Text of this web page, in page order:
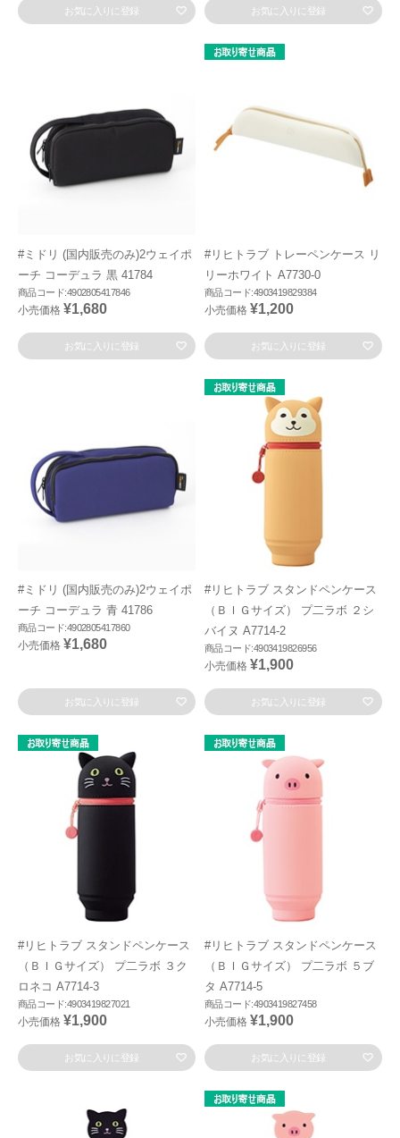
お気に入りに登録 お気に入りに登録
#ミドリ (国内販売のみ)2ウェイポ
ーチ コーデュラ 黒 41784
商品コード:4902805417846
小売価格 ¥1,680
お気に入りに登録
#リヒトラブ トレーペンケース リ
リーホワイト A7730-0
商品コード:4903419829384
小売価格 ¥1,200
お気に入りに登録
#ミドリ (国内販売のみ)2ウェイポ
ーチ コーデュラ 青 41786
商品コード:4902805417860
小売価格 ¥1,680
お気に入りに登録
#リヒトラブ スタンドペンケース
（ＢＩＧサイズ） プ二ラボ ２シ
バイヌ A7714-2
商品コード:4903419826956
小売価格 ¥1,900
お気に入りに登録
#リヒトラブ スタンドペンケース
（ＢＩＧサイズ） プ二ラボ ３ク
ロネコ A7714-3
商品コード:4903419827021
小売価格 ¥1,900
お気に入りに登録
#リヒトラブ スタンドペンケース
（ＢＩＧサイズ） プ二ラボ ５ブ
タ A7714-5
商品コード:4903419827458
小売価格 ¥1,900
お気に入りに登録